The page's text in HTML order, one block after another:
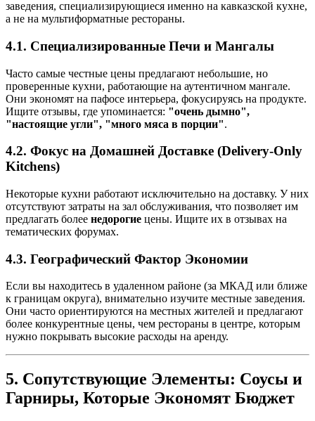
заведения, специализирующиеся именно на кавказской кухне,
а не на мультиформатные рестораны.
4.1. Специализированные Печи и Мангалы
Часто самые честные цены предлагают небольшие, но
проверенные кухни, работающие на аутентичном мангале.
Они экономят на пафосе интерьера, фокусируясь на продукте.
Ищите отзывы, где упоминается: "очень дымно",
"настоящие угли", "много мяса в порции".
4.2. Фокус на Домашней Доставке (Delivery-Only
Kitchens)
Некоторые кухни работают исключительно на доставку. У них
отсутствуют затраты на зал обслуживания, что позволяет им
предлагать более недорогие цены. Ищите их в отзывах на
тематических форумах.
4.3. Географический Фактор Экономии
Если вы находитесь в удаленном районе (за МКАД или ближе
к границам округа), внимательно изучите местные заведения.
Они часто ориентируются на местных жителей и предлагают
более конкурентные цены, чем рестораны в центре, которым
нужно покрывать высокие расходы на аренду.
5. Сопутствующие Элементы: Соусы и
Гарниры, Которые Экономят Бюджет